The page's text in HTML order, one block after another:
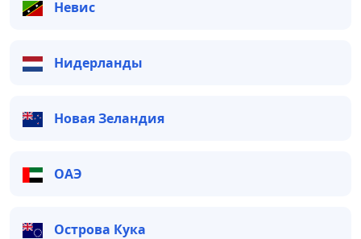
Невис
Нидерланды
Новая Зеландия
ОАЭ
Острова Кука